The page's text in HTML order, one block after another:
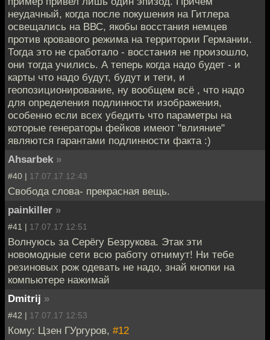
неудачный, когда после покушения на Гитлера
освещались на ВВС, якобы восстания немцев
против кровавого режима на территории Германии.
Тогда это не сработало - восстания не произошло,
они тогда учились. А теперь когда надо будет - и
карты что надо будут, будут и теги, и
геопозиционирование, ну вообщем всё , что надо
для определения подлинности изображения,
особенно если всех убедить что параметры на
которые генераторы фейков имеют "влияние"
являются гарантами подлинности факта :)
Ahsarbek »
#40 | 17.07.17 12:43
Свобода слова- прекрасная вещь.
painkiller »
#41 | 17.07.17 12:51
Волнуюсь за Серёгу Безрукова. Этак эти
новомодные сети всю работу отнимут! Ни тебе
резиновых рож одевать не надо, знай кнопки на
компьютере нажимай
Dmitrij »
#42 | 17.07.17 12:53
Кому: Цзен ГУргуров, #12